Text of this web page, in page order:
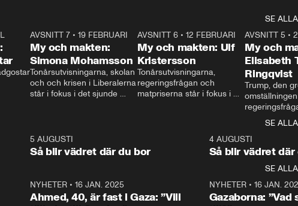
SE ALLA
vi
24:30
AVSNITT 7• 19 FEBRUARI
My och makten:
Simona Mohamsson
Tonårsutvisningarna, skolan
och och krisen i Liberalerna
står i fokus i det sjunde
kommentator My
Rohwedder ställer
utbildnings- och
Mohamsson till svars.
27:30
AVSNITT 6 •12 FEBRUARI
My och makten: Ulf
Kristersson
Tonårsutvisningarna,
regeringsfrågan och
matpriserna står i fokus i
Rohwedder ställer
statsminister Ulf Kristersson
AVSNITT 5 •
My och
Elisabeth
Ringqvist
Trump, den
centrum i
avsnittet av
Makten”. Se
Aftonbladets
Rohwedder
Thand Ring
SE ALLA
5 AUGUSTI
Så blir vädret där du bor
4 AUGUSTI
Så blir vädret där
SE ALLA
NYHETER• 16 JAN. 2025
Ahmed, 40, är fast i Gaza: ”Vill
NYHETER• 16 JAN.
Gazaborna: